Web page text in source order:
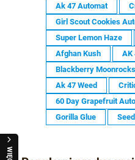
Ak 47 Automat
Girl Scout Cookies
Super Lemon Haze
Afghan Kush
AK
Blackberry
Ak 47 Weed
60 Day Grapefruit Auto
Gorilla Glue